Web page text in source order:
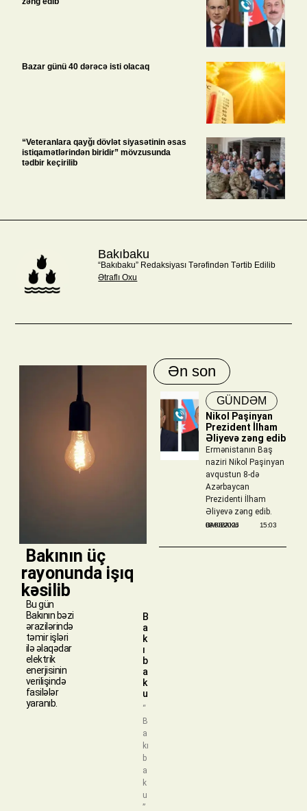
Bazar günü 40 dərəcə isti olacaq
“Veteranlara qayğı dövlət siyasətinin əsas
istiqamətlərindən biridir” mövzusunda
tədbir keçirilib
Bakıbaku
“Bakıbaku” Redaksiyası Tərəfindən Tərtib Edilib
Ətraflı Oxu
​ Bakının üç
rayonunda işıq
kəsilib
Bu gün
Bakının bəzi
ərazilərində
təmir işləri
ilə əlaqədar
elektrik
enerjisinin
verilişində
fasilələr
yaranıb.
B
a
k
ı
b
a
k
u
“
B
a
kı
b
a
k
u
”
Ən son
GÜNDƏM
Nikol Paşinyan
Prezident İlham
Əliyevə zəng edib
Ermənistanın Baş
naziri Nikol Paşinyan
avqustun 8-də
Azərbaycan
Prezidenti İlham
Əliyevə zəng edib.
BAKIBAKU
08/08/2026 15:03